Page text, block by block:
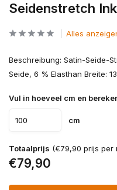
Seidenstretch
Alles
Beschreibung: Satin-Seide-
Seide, 6 % Elasthan Breite:
Vul in hoeveel cm en
cm
Totaalprijs (€79,90 prijs per
€79,90